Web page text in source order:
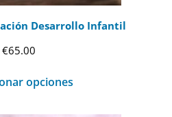
Desarrollo Infantil
€65.00
opciones